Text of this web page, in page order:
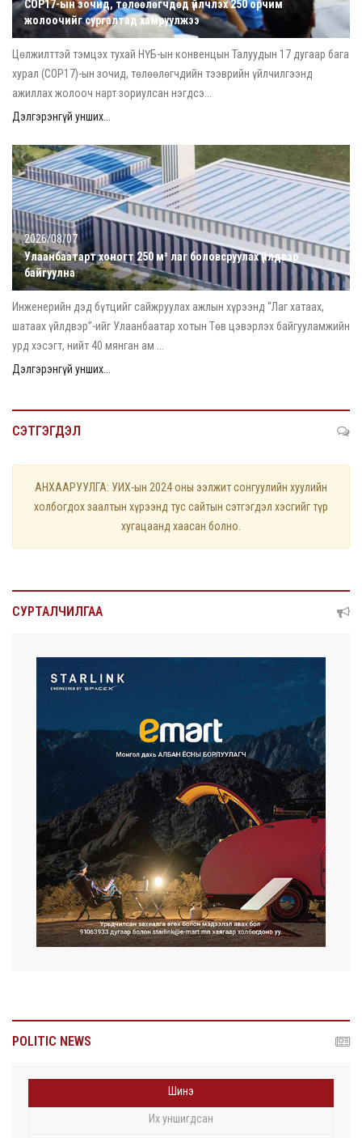
COP17-ын зочид, төлөөлөгчдөд үйлчлэх 250 орчим
жолоочийг сургалтад хамруулжээ
Цөлжилттэй тэмцэх тухай НҮБ-ын конвенцын Талуудын 17 дугаар бага
хурал (COP17)-ын зочид, төлөөлөгчдийн тээврийн үйлчилгээнд
ажиллах жолооч нарт зориулсан нэгдсэ...
Дэлгэрэнгүй унших...
2026/08/07
Улаанбаатарт хоногт 250 м³ лаг боловсруулах үйлдвэр
байгуулна
Инженерийн дэд бүтцийг сайжруулах ажлын хүрээнд “Лаг хатаах,
шатаах үйлдвэр”-ийг Улаанбаатар хотын Төв цэвэрлэх байгууламжийн
урд хэсэгт, нийт 40 мянган ам ...
Дэлгэрэнгүй унших...
СЭТГЭГДЭЛ
АНХААРУУЛГА: УИХ-ын 2024 оны ээлжит сонгуулийн хуулийн
холбогдох заалтын хүрээнд тус сайтын сэтгэгдэл хэсгийг түр
хугацаанд хаасан болно.
СУРТАЛЧИЛГАА
POLITIC NEWS
Шинэ
Их уншигдсан